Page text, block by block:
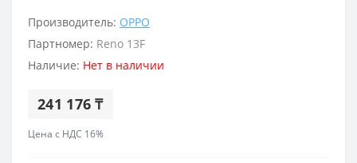
Производитель: OPPO
Партномер: Reno 13F
Наличие: Нет в наличии
241 176 ₸
Цена с НДС 16%